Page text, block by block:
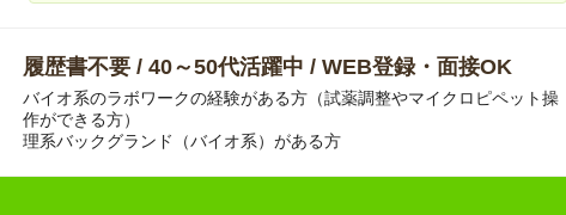
履歴書不要 / 40～50代活躍中 / WEB登録・面接OK
バイオ系のラボワークの経験がある方（試薬調整やマイクロピペット操
作ができる方）
理系バックグランド（バイオ系）がある方